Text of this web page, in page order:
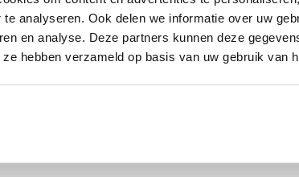
te analyseren. Ook delen we informatie over uw
en analyse. Deze partners kunnen deze
hebben verzameld op basis van uw gebruik van